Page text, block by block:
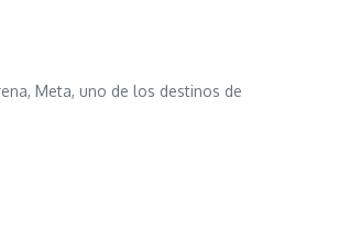
Meta, uno de los destinos de